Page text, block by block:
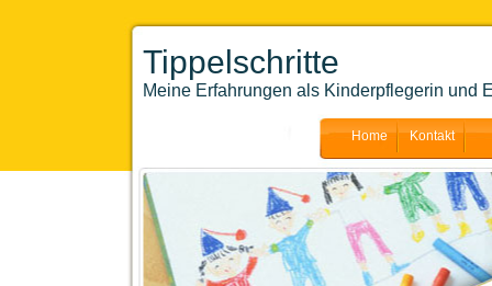
Tippelschritte
Meine Erfahrungen als Kinderpflegerin und
Home Kontakt